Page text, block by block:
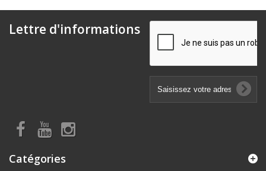
Lettre d'informations
Catégories